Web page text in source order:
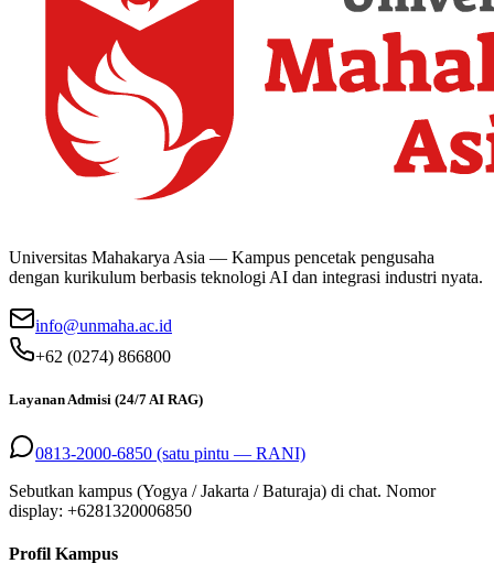
Universitas Mahakarya Asia — Kampus pencetak pengusaha
dengan kurikulum berbasis teknologi AI dan integrasi industri nyata.
info@unmaha.ac.id
+62 (0274) 866800
Layanan Admisi (24/7 AI RAG)
0813-2000-6850 (satu pintu — RANI)
Sebutkan kampus (Yogya / Jakarta / Baturaja) di chat. Nomor
display: +6281320006850
Profil Kampus